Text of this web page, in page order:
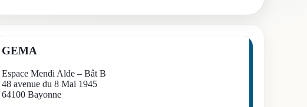
GEMA
Espace Mendi Alde – Bât B
48 avenue du 8 Mai 1945
64100 Bayonne